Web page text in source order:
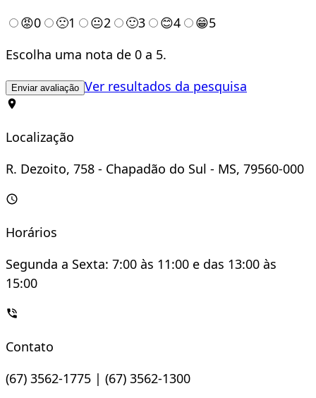
😡0 🙁1 😐2 🙂3 😊4 😁5
Escolha uma nota de 0 a 5.
Enviar avaliação Ver resultados da pesquisa
Localização
R. Dezoito, 758 - Chapadão do Sul - MS, 79560-000
Horários
Segunda a Sexta: 7:00 às 11:00 e das 13:00 às
15:00
Contato
(67) 3562-1775 | (67) 3562-1300